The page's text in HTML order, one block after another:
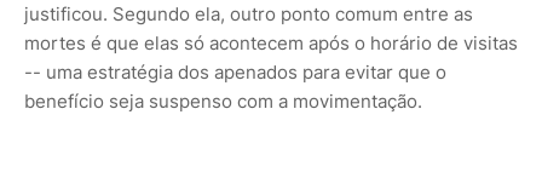
justificou. Segundo ela, outro ponto comum entre as
mortes é que elas só acontecem após o horário de visitas
-- uma estratégia dos apenados para evitar que o
benefício seja suspenso com a movimentação.